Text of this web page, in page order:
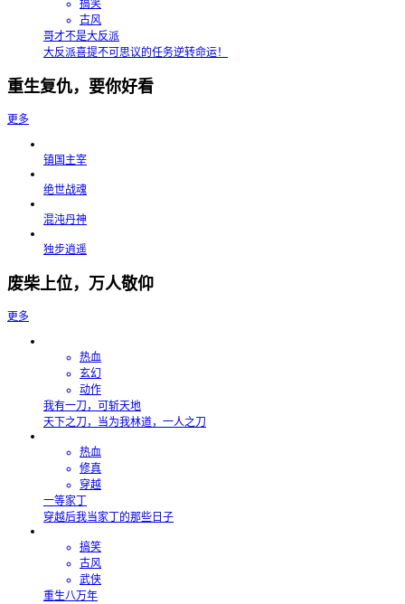
搞笑
古风
哥才不是大反派
大反派喜提不可思议的任务逆转命运！
重生复仇，要你好看
更多
镇国主宰
绝世战魂
混沌丹神
独步逍遥
废柴上位，万人敬仰
更多
热血
玄幻
动作
我有一刀，可斩天地
天下之刀，当为我林道，一人之刀
热血
修真
穿越
一等家丁
穿越后我当家丁的那些日子
搞笑
古风
武侠
重生八万年